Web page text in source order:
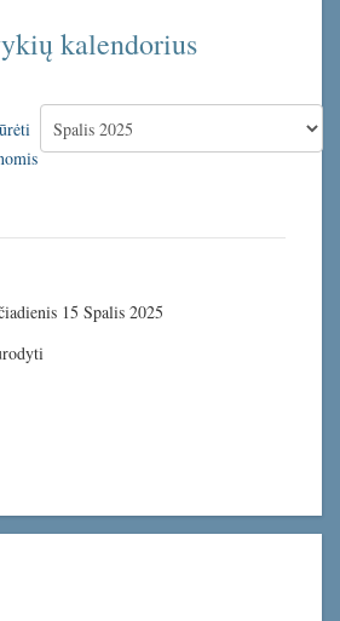
kalendorius
15 Spalis 2025